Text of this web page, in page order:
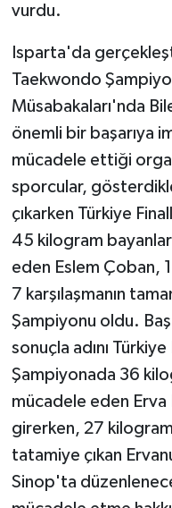
vurdu.
Isparta'da
Taekwondo
Müsabakaları'nda
önemli bir başarıya
mücadele ettiği
sporcular,
çıkarken Türkiye
45 kilogram
eden Eslem Çoban,
7 karşılaşmanın
Şampiyonu oldu.
sonuçla adını
Şampiyonada 36
mücadele eden Erva
girerken, 27
tatamiye çıkan
Sinop'ta
İNSAN
İş Dünyası
Jandarma
Kadın
MAGAZİN
Otomobil
POLİTİKA
Sağlık
SİYASET
SPOR HABERLERİ